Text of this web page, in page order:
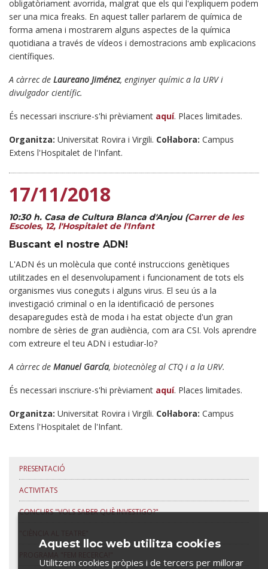
obligatòriament avorrida, malgrat que els qui l'expliquem podem
ser una mica freaks. En aquest taller parlarem de química de
forma amena i mostrarem alguns aspectes de la química
quotidiana a través de vídeos i demostracions amb explicacions
científiques.
A càrrec de Laureano Jiménez, enginyer químic a la URV i
divulgador científic.
És necessari inscriure-s'hi prèviament aquí. Places limitades.
Organitza: Universitat Rovira i Virgili. Col·labora: Campus
Extens l'Hospitalet de l'Infant.
17/11/2018
10:30 h. Casa de Cultura Blanca d'Anjou (Carrer de les
Escoles, 12, l'Hospitalet de l'Infant
Buscant el nostre ADN!
L'ADN és un molècula que conté instruccions genètiques
utilitzades en el desenvolupament i funcionament de tots els
organismes vius coneguts i alguns virus. El seu ús a la
investigació criminal o en la identificació de persones
desaparegudes està de moda i ha estat objecte d'un gran
nombre de sèries de gran audiència, com ara CSI. Vols aprendre
com extreure el teu ADN i estudiar-lo?
A càrrec de Manuel García, biotecnòleg al CTQ i a la URV.
És necessari inscriure-s'hi prèviament aquí. Places limitades.
Organitza: Universitat Rovira i Virgili. Col·labora: Campus
Extens l'Hospitalet de l'Infant.
PRESENTACIÓ
ACTIVITATS
CONCURS "VOLS SABER QUÈ INVESTIGO?"
Aquest lloc web utilitza cookies
Utilitzem cookies pròpies i de tercers per millorar